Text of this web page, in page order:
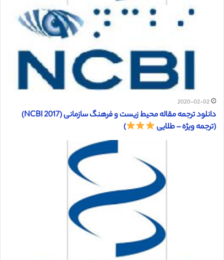
2020-02-02
دانلود ترجمه مقاله محیط زیست و فرهنگ سازمانی (NCBI 2017)
(ترجمه ویژه – طلایی
)